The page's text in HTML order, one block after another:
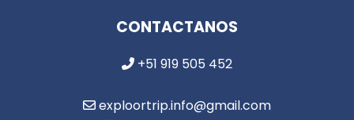
CONTACTANOS
+51 919 505 452
exploortrip.info@gmail.com